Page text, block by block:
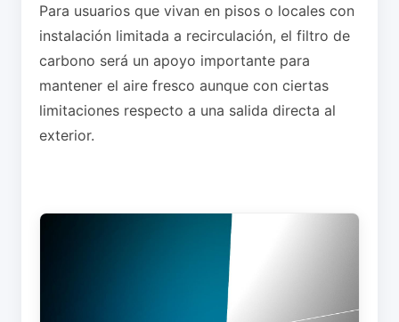
Para usuarios que vivan en pisos o locales con
instalación limitada a recirculación, el filtro de
carbono será un apoyo importante para
mantener el aire fresco aunque con ciertas
limitaciones respecto a una salida directa al
exterior.